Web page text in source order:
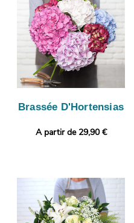
Brassée D'Hortensias
A partir de 29,90 €